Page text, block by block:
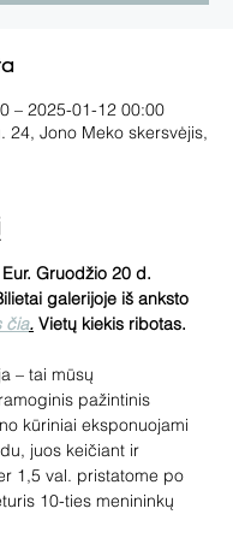
– 2025-01-12 00:00
24, Jono Meko skersvėjis,
Gruodžio 20 d.
galerijoje iš anksto
čia. Vietų kiekis ribotas.
– tai mūsų
pažintinis
kūriniai eksponuojami
juos keičiant ir
1,5 val. pristatome po
10-ties menininkų